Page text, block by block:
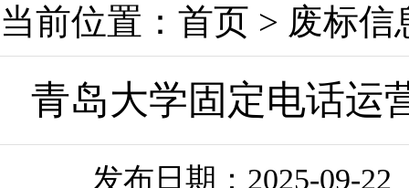
当前位置： 首页 > 废标信
青岛大学固定电话运
发布日期： 2025-09-22